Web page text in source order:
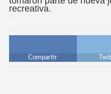
recreativa.
Compartir